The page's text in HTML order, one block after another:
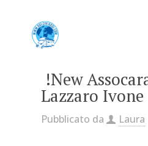
!New
Lazzaro Ivone
Pubblicato da Laura